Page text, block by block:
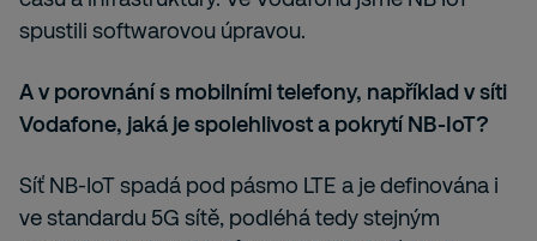
spustili softwarovou úpravou.
A v porovnání s mobilními telefony, například v síti
Vodafone, jaká je spolehlivost a pokrytí NB-IoT?
Síť NB-IoT spadá pod pásmo LTE a je definována i
ve standardu 5G sítě, podléhá tedy stejným